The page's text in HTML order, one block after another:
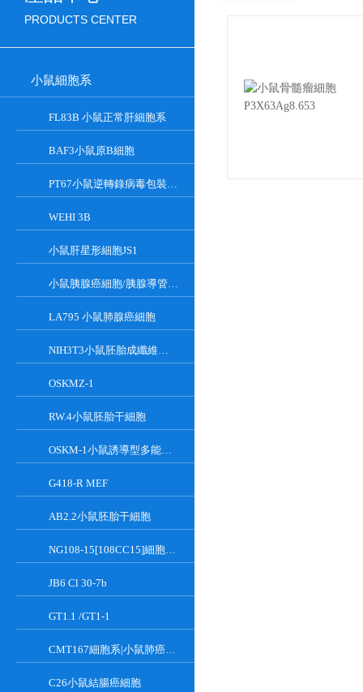
PRODUCTS CENTER
小鼠細胞系
FL83B 小鼠正常肝細胞系
BAF3小鼠原B細胞
PT67小鼠逆轉錄病毒包裝細胞
WEHI 3B
小鼠肝星形細胞JS1
小鼠胰腺癌細胞/胰腺導管癌PAN02
LA795 小鼠肺腺癌細胞
NIH3T3小鼠胚胎成纖維細胞
OSKMZ-1
RW.4小鼠胚胎干細胞
OSKM-1小鼠誘導型多能干細胞
G418-R MEF
AB2.2小鼠胚胎干細胞
NG108-15[108CC15]細胞系|小鼠神經母瘤與大鼠膠質瘤之融合細胞
JB6 Cl 30-7b
GT1.1 /GT1-1
CMT167細胞系|小鼠肺癌細胞
C26小鼠結腸癌細胞